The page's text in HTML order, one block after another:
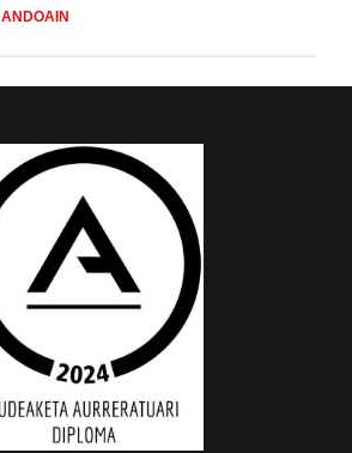
ANDOAIN